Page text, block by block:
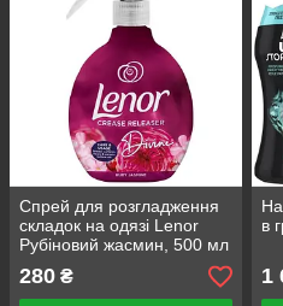
Спрей для розгладження
складок на одязі Lenor
Рубіновий жасмин, 500 мл
280 ₴
в
1